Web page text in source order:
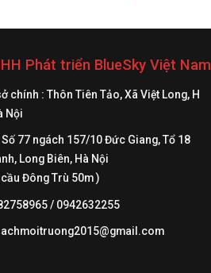
Phát triển BlueSky Việt Nam
chính : Thôn Tiên Tảo, Xã Việt Long, H
Nội
77 ngách 157/10 Đức Giang, Tổ 18
Long Biên, Hà Nội
Đông Trù 50m )
/ 0942632255